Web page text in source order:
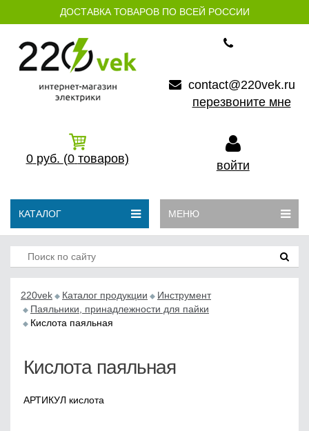
ДОСТАВКА ТОВАРОВ ПО ВСЕЙ РОССИИ
contact@220vek.ru
перезвоните мне
0 руб. (0 товаров) войти
КАТАЛОГ МЕНЮ
220vek Каталог продукции
Инструмент
Паяльники, принадлежности для пайки
Кислота паяльная
Кислота паяльная
АРТИКУЛ кислота